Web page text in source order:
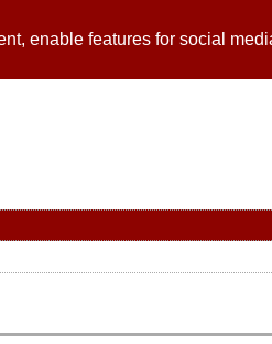
enable features for social